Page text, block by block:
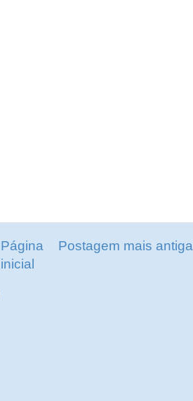
Postagem mais antiga
Página
inicial